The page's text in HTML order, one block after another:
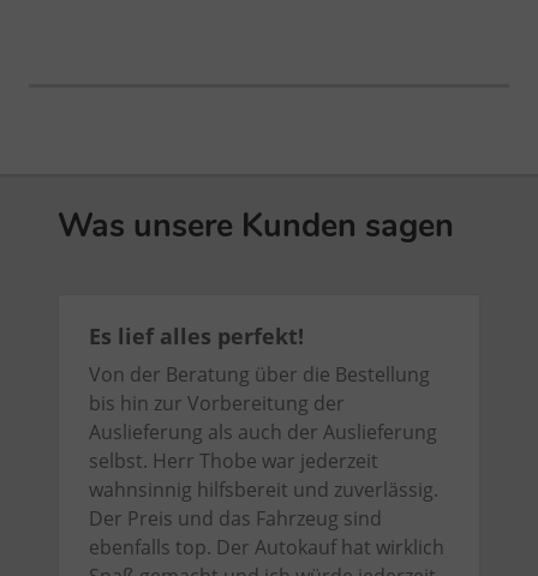
Was unsere Kunden sagen
Es lief alles perfekt!
Von der Beratung über die Bestellung
bis hin zur Vorbereitung der
Auslieferung als auch der Auslieferung
selbst. Herr Thobe war jederzeit
wahnsinnig hilfsbereit und zuverlässig.
Der Preis und das Fahrzeug sind
ebenfalls top. Der Autokauf hat wirklich